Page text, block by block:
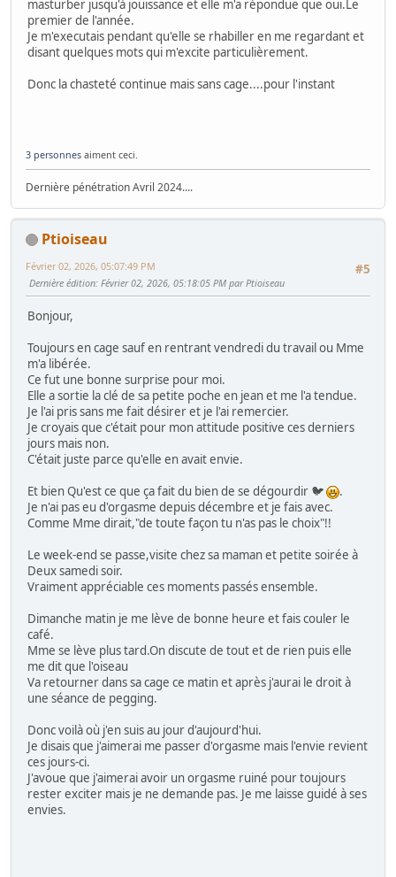
masturber jusqu'à jouissance et elle m'a répondue que oui.Le
premier de l'année.
Je m'executais pendant qu'elle se rhabiller en me regardant et
disant quelques mots qui m'excite particulièrement.
Donc la chasteté continue mais sans cage....pour l'instant
3 personnes aiment ceci.
Dernière pénétration Avril 2024....
Ptioiseau
#5
Février 02, 2026, 05:07:49 PM
Dernière édition: Février 02, 2026, 05:18:05 PM par Ptioiseau
Bonjour,
Toujours en cage sauf en rentrant vendredi du travail ou Mme
m'a libérée.
Ce fut une bonne surprise pour moi.
Elle a sortie la clé de sa petite poche en jean et me l'a tendue.
Je l'ai pris sans me fait désirer et je l'ai remercier.
Je croyais que c'était pour mon attitude positive ces derniers
jours mais non.
C'était juste parce qu'elle en avait envie.
Et bien Qu'est ce que ça fait du bien de se dégourdir 🐦
.
Je n'ai pas eu d'orgasme depuis décembre et je fais avec.
Comme Mme dirait,"de toute façon tu n'as pas le choix"!!
Le week-end se passe,visite chez sa maman et petite soirée à
Deux samedi soir.
Vraiment appréciable ces moments passés ensemble.
Dimanche matin je me lève de bonne heure et fais couler le
café.
Mme se lève plus tard.On discute de tout et de rien puis elle
me dit que l'oiseau
Va retourner dans sa cage ce matin et après j'aurai le droit à
une séance de pegging.
Donc voilà où j'en suis au jour d'aujourd'hui.
Je disais que j'aimerai me passer d'orgasme mais l'envie revient
ces jours-ci.
J'avoue que j'aimerai avoir un orgasme ruiné pour toujours
rester exciter mais je ne demande pas. Je me laisse guidé à ses
envies.